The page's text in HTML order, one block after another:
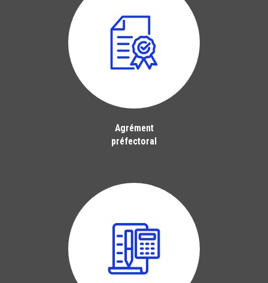
Agrément
préfectoral